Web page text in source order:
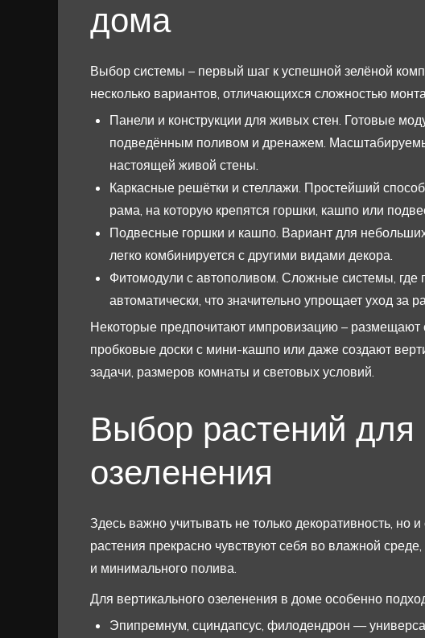
дома
Выбор системы – первый шаг к успешной зелёной
несколько вариантов, отличающихся сложностью
Панели и конструкции для живых стен. Готовые
подведённым поливом и дренажем.
настоящей живой стены.
Каркасные решётки и стеллажи. Простейший
рама, на которую крепятся горшки, кашпо или
Подвесные горшки и кашпо. Вариант для
легко комбинируется с другими видами декора.
Фитомодули с автополивом. Сложные системы, где
автоматически, что значительно упрощает уход за
Некоторые предпочитают импровизацию – размещают
пробковые доски с мини-кашпо или даже создают
задачи, размеров комнаты и световых условий.
Выбор растений для
озеленения
Здесь важно учитывать не только декоративность, но
растения прекрасно чувствуют себя во влажной
и минимального полива.
Для вертикального озеленения в доме особенно
Эпипремнум, сциндапсус, филодендрон —